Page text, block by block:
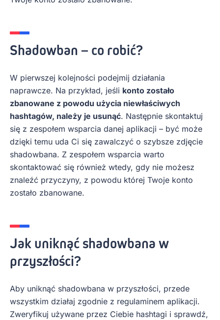
Shadowban – co robić?
W pierwszej kolejności podejmij działania
naprawcze. Na przykład, jeśli konto zostało
zbanowane z powodu użycia niewłaściwych
hashtagów, należy je usunąć. Następnie skontaktuj
się z zespołem wsparcia danej aplikacji – być może
dzięki temu uda Ci się zawalczyć o szybsze zdjęcie
shadowbana. Z zespołem wsparcia warto
skontaktować się również wtedy, gdy nie możesz
znaleźć przyczyny, z powodu której Twoje konto
zostało zbanowane.
Jak uniknąć shadowbana w
przyszłości?
Aby uniknąć shadowbana w przyszłości, przede
wszystkim działaj zgodnie z regulaminem aplikacji.
Zweryfikuj używane przez Ciebie hashtagi i sprawdź,